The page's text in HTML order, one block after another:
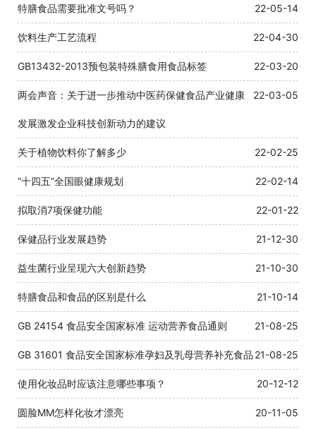
22-05-14
特膳食品需要批准文号吗？
22-04-30
饮料生产工艺流程
22-03-20
GB13432-2013预包装特殊膳食用食品标签
22-03-05
两会声音：关于进一步推动中医药保健食品产业健康
发展激发企业科技创新动力的建议
22-02-25
关于植物饮料你了解多少
22-02-14
“十四五”全国眼健康规划
22-01-22
拟取消7项保健功能
21-12-30
保健品行业发展趋势
21-10-30
益生菌行业呈现六大创新趋势
21-10-14
特膳食品和食品的区别是什么
21-08-25
GB 24154 食品安全国家标准 运动营养食品通则
21-08-25
GB 31601 食品安全国家标准孕妇及乳母营养补充食品
20-12-12
使用化妆品时应该注意哪些事项？
20-11-05
圆脸MM怎样化妆才漂亮